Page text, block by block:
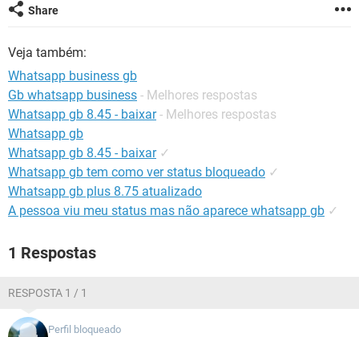
Share
Veja também:
Whatsapp business gb
Gb whatsapp business - Melhores respostas
Whatsapp gb 8.45 - baixar - Melhores respostas
Whatsapp gb
Whatsapp gb 8.45 - baixar ✓
Whatsapp gb tem como ver status bloqueado ✓
Whatsapp gb plus 8.75 atualizado
A pessoa viu meu status mas não aparece whatsapp gb ✓
1 Respostas
RESPOSTA 1 / 1
Perfil bloqueado